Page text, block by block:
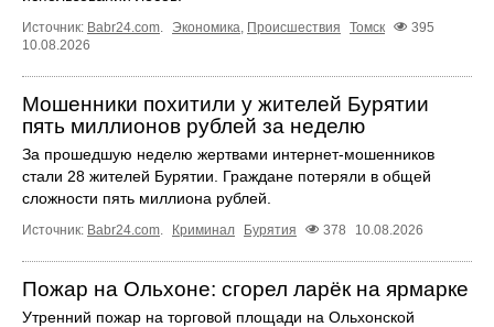
Источник: Babr24.com. Экономика, Происшествия Томск
395
10.08.2026
Мошенники похитили у жителей Бурятии
пять миллионов рублей за неделю
За прошедшую неделю жертвами интернет-мошенников
стали 28 жителей Бурятии. Граждане потеряли в общей
сложности пять миллиона рублей.
Источник: Babr24.com. Криминал Бурятия 378 10.08.2026
Пожар на Ольхоне: сгорел ларёк на ярмарке
Утренний пожар на торговой площади на Ольхонской